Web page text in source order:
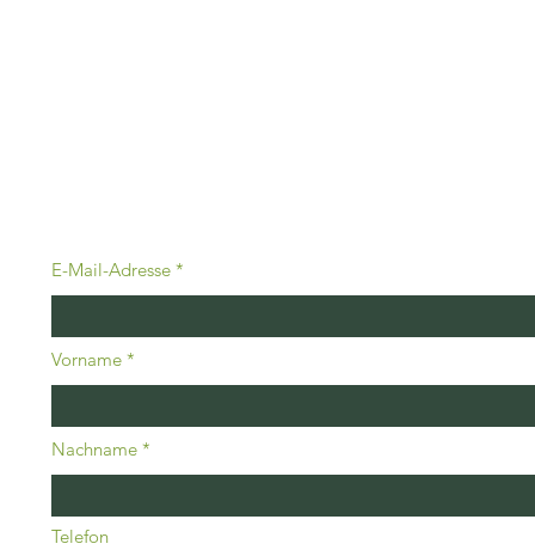
E-Mail-Adresse
Vorname
Nachname
Telefon